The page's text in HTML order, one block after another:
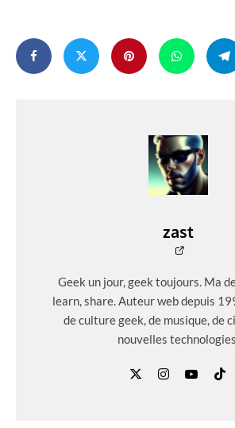
zast
Geek un jour, geek toujours. Ma
learn, share. Auteur web depuis
de culture geek, de musique, de
nouvelles